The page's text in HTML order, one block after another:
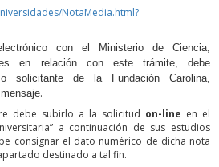
NotaMedia.html?
con el Ministerio de Ciencia,
en relación con este trámite, debe
solicitante de la Fundación Carolina,
.
debe subirlo a la solicitud on-line en el
a continuación de sus estudios
consignar el dato numérico de dicha nota
destinado a tal fin.